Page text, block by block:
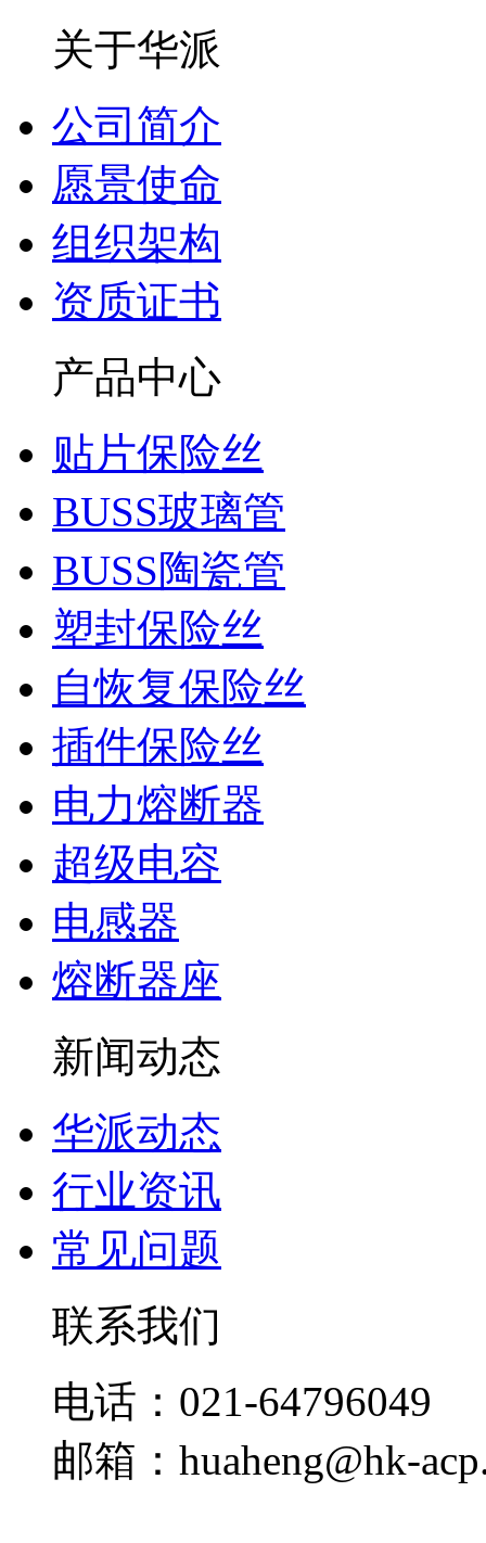
关于华派
公司简介
愿景使命
组织架构
资质证书
产品中心
贴片保险丝
BUSS玻璃管
BUSS陶瓷管
塑封保险丝
自恢复保险丝
插件保险丝
电力熔断器
超级电容
电感器
熔断器座
新闻动态
华派动态
行业资讯
常见问题
联系我们
电话：021-64796049
邮箱：huaheng@hk-